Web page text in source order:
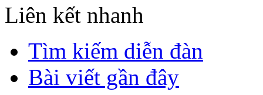
Liên kết nhanh
Tìm kiếm diễn đàn
Bài viết gần đây